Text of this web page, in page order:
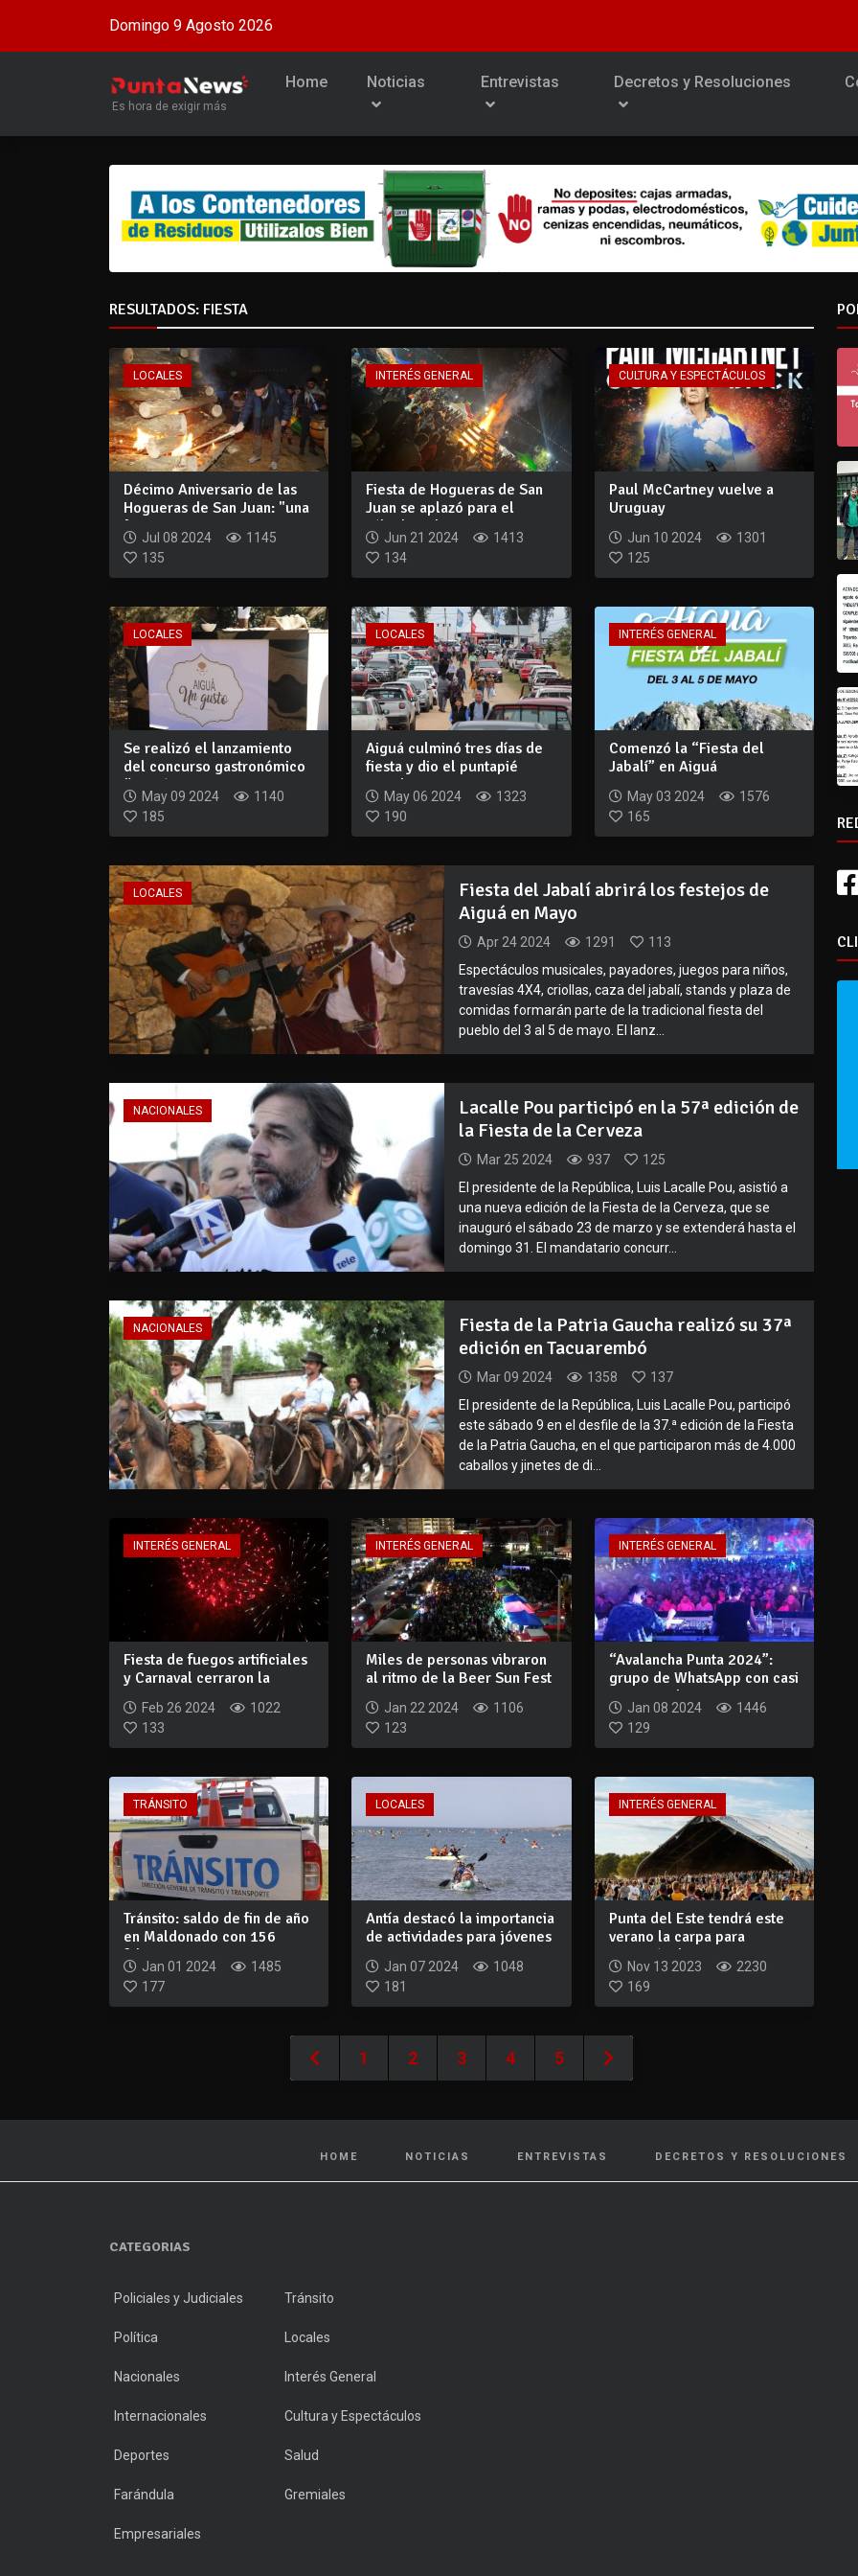
Domingo 9 Agosto 2026
Es hora de exigir más
Home Noticias Entrevistas Decretos y Resoluciones
RESULTADOS: FIESTA
LOCALES
Décimo Aniversario de las
Hogueras de San Juan: "una
fiesta...
Jul 08 2024
1145
135
INTERÉS GENERAL
Fiesta de Hogueras de San
Juan se aplazó para el
sábado 6 de...
Jun 21 2024
1413
134
CULTURA Y ESPECTÁCULOS
Paul McCartney vuelve a
Uruguay
Jun 10 2024
1301
125
LOCALES
Se realizó el lanzamiento
del concurso gastronómico
“Aiguá u...
May 09 2024
1140
185
LOCALES
Aiguá culminó tres días de
fiesta y dio el puntapié
inicial...
May 06 2024
1323
190
INTERÉS GENERAL
Comenzó la “Fiesta del
Jabalí” en Aiguá
May 03 2024
1576
165
LOCALES
Fiesta del Jabalí abrirá los festejos de
Aiguá en Mayo
Apr 24 2024 1291
113
Espectáculos musicales, payadores, juegos para niños,
travesías 4X4, criollas, caza del jabalí, stands y plaza de
comidas formarán parte de la tradicional fiesta del
pueblo del 3 al 5 de mayo. El lanz...
NACIONALES
Lacalle Pou participó en la 57ª edición de
la Fiesta de la Cerveza
Mar 25 2024 937
125
El presidente de la República, Luis Lacalle Pou, asistió a
una nueva edición de la Fiesta de la Cerveza, que se
inauguró el sábado 23 de marzo y se extenderá hasta el
domingo 31. El mandatario concurr...
NACIONALES
Fiesta de la Patria Gaucha realizó su 37ª
edición en Tacuarembó
Mar 09 2024 1358
137
El presidente de la República, Luis Lacalle Pou, participó
este sábado 9 en el desfile de la 37.ª edición de la Fiesta
de la Patria Gaucha, en el que participaron más de 4.000
caballos y jinetes de di...
INTERÉS GENERAL
Fiesta de fuegos artificiales
y Carnaval cerraron la
Feb 26 2024
1022
133
INTERÉS GENERAL
Miles de personas vibraron
al ritmo de la Beer Sun Fest
Jan 22 2024
1106
123
INTERÉS GENERAL
“Avalancha Punta 2024”:
grupo de WhatsApp con casi
400 miemb...
Jan 08 2024
1446
129
TRÁNSITO
Tránsito: saldo de fin de año
en Maldonado con 156
faltas,...
Jan 01 2024
1485
177
LOCALES
Antía destacó la importancia
de actividades para jóvenes
Jan 07 2024
1048
181
INTERÉS GENERAL
Punta del Este tendrá este
verano la carpa para
espectáculos...
Nov 13 2023
2230
169
1 2 3 4 5
HOME NOTICIAS ENTREVISTAS DECRETOS Y RESOLUCIONES
CATEGORIAS
Policiales y Judiciales Tránsito
Política Locales
Nacionales Interés General
Internacionales Cultura y Espectáculos
Deportes Salud
Farándula Gremiales
Empresariales